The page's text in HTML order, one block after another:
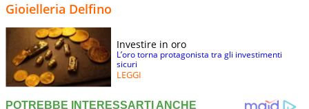
Gioielleria Delfino
Investire in oro
L’oro torna protagonista tra gli investimenti
sicuri
LEGGI